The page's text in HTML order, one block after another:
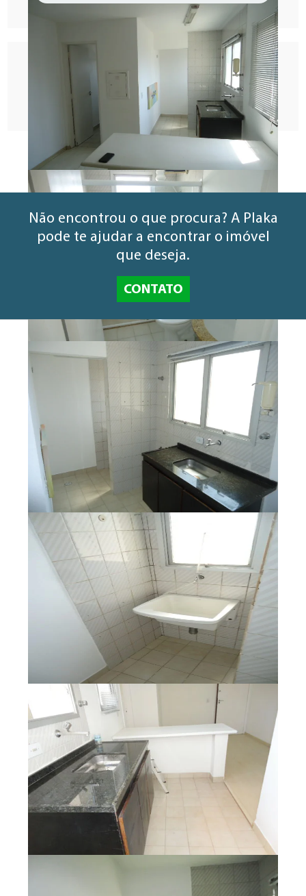
Ligue (11) 3666 - 1285
Informe o código VEN0698RES
Não encontrou o que procura? A Plaka
pode te ajudar a encontrar o imóvel
que deseja.
CONTATO
Quem Somos
Blog
Contato
Espaço do Locador
Espaço do Locatário
Siga a Plaka nas redes sociais:
Fale Conosco